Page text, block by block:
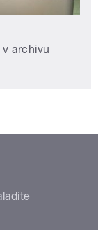
archivu